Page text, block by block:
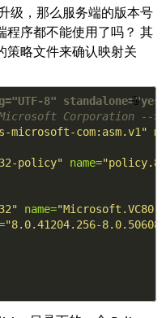
级，那么服务端的版本号
程序都不能使用了吗？ 其
策略文件来确认映射关
📎
8"
Corporation -->
microsoft-com:asm.v1"
policy" name=
name=
"8.0.41204.256-